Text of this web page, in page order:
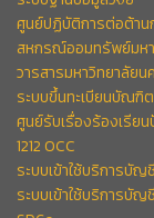
ศูนย์ปฏิบัติการต่อต้า
สหกรณ์ออมทรัพย์มห
วารสารมหาวิทยาลัย
ระบบขึ้นทะเบียนบัณฑิ
ศูนย์รับเรื่องร้องเรีย
1212 OCC
ระบบเข้าใช้บริการบัญ
ระบบเข้าใช้บริการบัญ